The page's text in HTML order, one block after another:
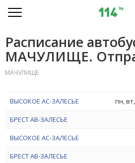
Расписание
МАЧУЛИЩЕ.
МАЧУЛИЩЕ
ВЫСОКОЕ АС-ЗАЛЕСЬЕ пн,
БРЕСТ АВ-ЗАЛЕСЬЕ
ВЫСОКОЕ АС-ЗАЛЕСЬЕ
БРЕСТ АВ-ЗАЛЕСЬЕ